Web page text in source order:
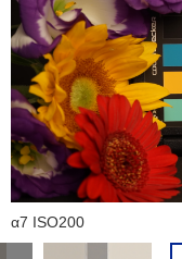
α7 ISO200